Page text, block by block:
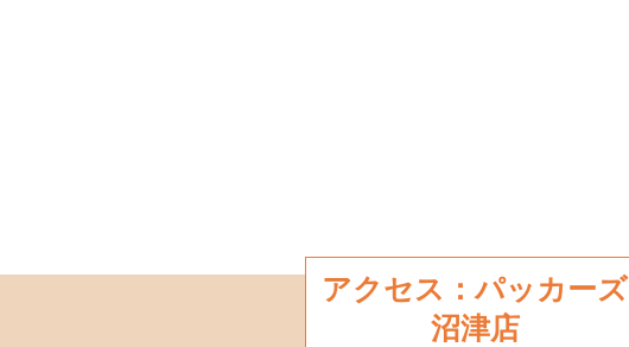
アクセス：パッカーズ
沼津店